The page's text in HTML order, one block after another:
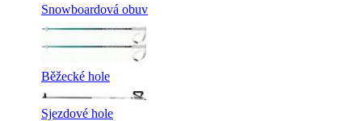
Snowboardová obuv
Běžecké hole
Sjezdové hole